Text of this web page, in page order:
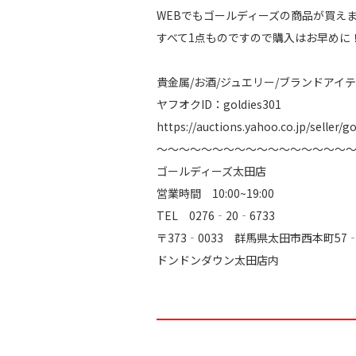
WEBでもゴールディーズの商品が買え
すべて1点ものですので購入はお早めに！
貴金属/お酒/ジュエリー/ブランドアイ
ヤフオクID：goldies301
https://auctions.yahoo.co.jp/seller/
～～～～～～～～～～～～～～～～～
ゴールディーズ太田店
営業時間 10:00~19:00
TEL 0276‐20‐6733
〒373‐0033 群馬県太田市西本町
ドンドンダウン太田店内